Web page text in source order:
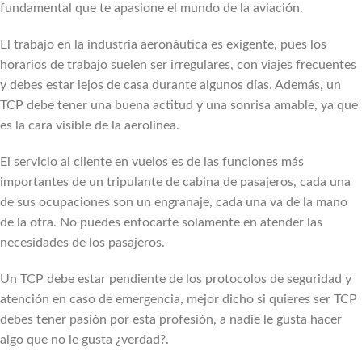
fundamental que te apasione el mundo de la aviación.
El trabajo en la industria aeronáutica es exigente, pues los
horarios de trabajo suelen ser irregulares, con viajes frecuentes
y debes estar lejos de casa durante algunos días. Además, un
TCP debe tener una buena actitud y una sonrisa amable, ya que
es la cara visible de la aerolínea.
El servicio al cliente en vuelos es de las funciones más
importantes de un tripulante de cabina de pasajeros, cada una
de sus ocupaciones son un engranaje, cada una va de la mano
de la otra. No puedes enfocarte solamente en atender las
necesidades de los pasajeros.
Un TCP debe estar pendiente de los protocolos de seguridad y
atención en caso de emergencia, mejor dicho si quieres ser TCP
debes tener pasión por esta profesión, a nadie le gusta hacer
algo que no le gusta ¿verdad?.